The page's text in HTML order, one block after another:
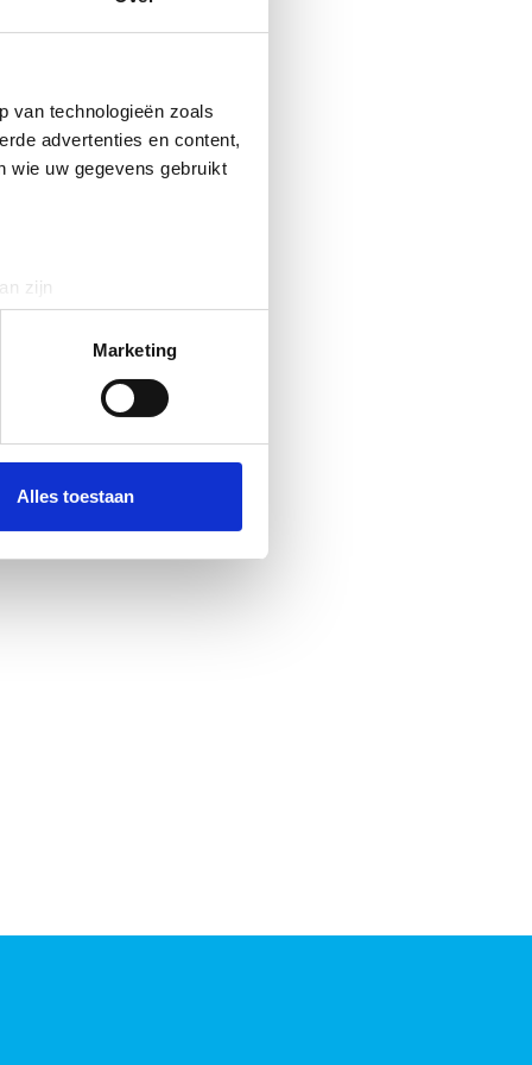
van technologieën zoals
advertenties en content,
wie uw gegevens gebruikt
zijn
detailgedeeltein. U kunt uw
partners voor social
die u aan ze heeft
Marketing
Alles toestaan